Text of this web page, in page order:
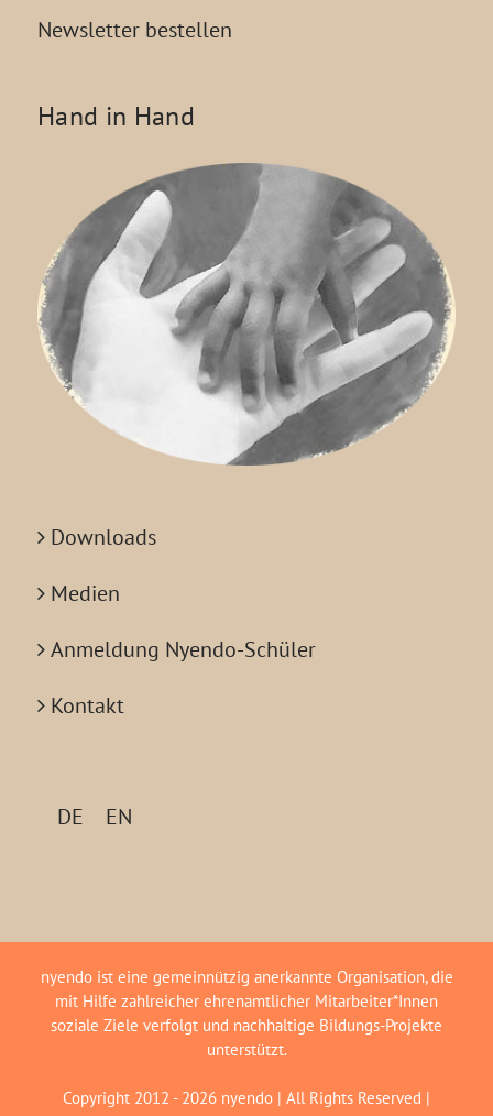
Newsletter bestellen
Hand in Hand
Downloads
Medien
Anmeldung Nyendo-Schüler
Kontakt
DE EN
nyendo ist eine gemeinnützig anerkannte Organisation, die
mit Hilfe zahlreicher ehrenamtlicher Mitarbeiter*Innen
soziale Ziele verfolgt und nachhaltige Bildungs-Projekte
unterstützt.
Copyright 2012 - 2026 nyendo | All Rights Reserved |